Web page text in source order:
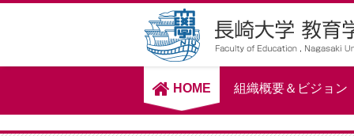
HOME 組織概要＆ビジョン